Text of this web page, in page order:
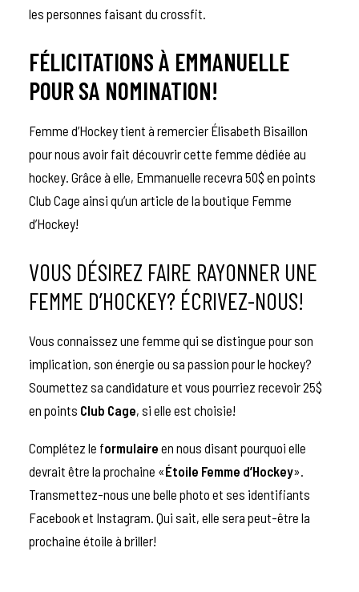
les personnes faisant du crossfit.
FÉLICITATIONS À EMMANUELLE
POUR SA NOMINATION!
Femme d’Hockey tient à remercier Élisabeth Bisaillon
pournous avoir fait découvrir cette femme dédiée au
hockey. Grâce à elle, Emmanuelle recevra 50$ en points
Club Cage ainsi qu’un article de la boutique Femme
d’Hockey!
VOUS DÉSIREZ FAIRE RAYONNER UNE
FEMME D’HOCKEY? ÉCRIVEZ-NOUS!
Vous connaissez une femme qui se distingue pour son
implication, son énergie ou sa passion pour le hockey?
Soumettez sa candidature et vous pourriez recevoir 25$
en points Club Cage, si elle est choisie!
Complétez le formulaire en nous disant pourquoi elle
devrait être la prochaine «Étoile Femme d’Hockey».
Transmettez-nous une belle photo et ses identifiants
Facebook et Instagram. Qui sait, elle sera peut-être la
prochaine étoile à briller!